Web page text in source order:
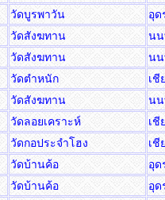
วัดบูรพาวัน
อุ
วัดสังฆทาน
น
วัดสังฆทาน
น
วัดตำหนัก
เชี
วัดสังฆทาน
น
วัดลอยเคราะห์
เชี
วัดกอประจำโฮง
เชี
วัดบ้านค้อ
อุ
วัดบ้านค้อ
อุ